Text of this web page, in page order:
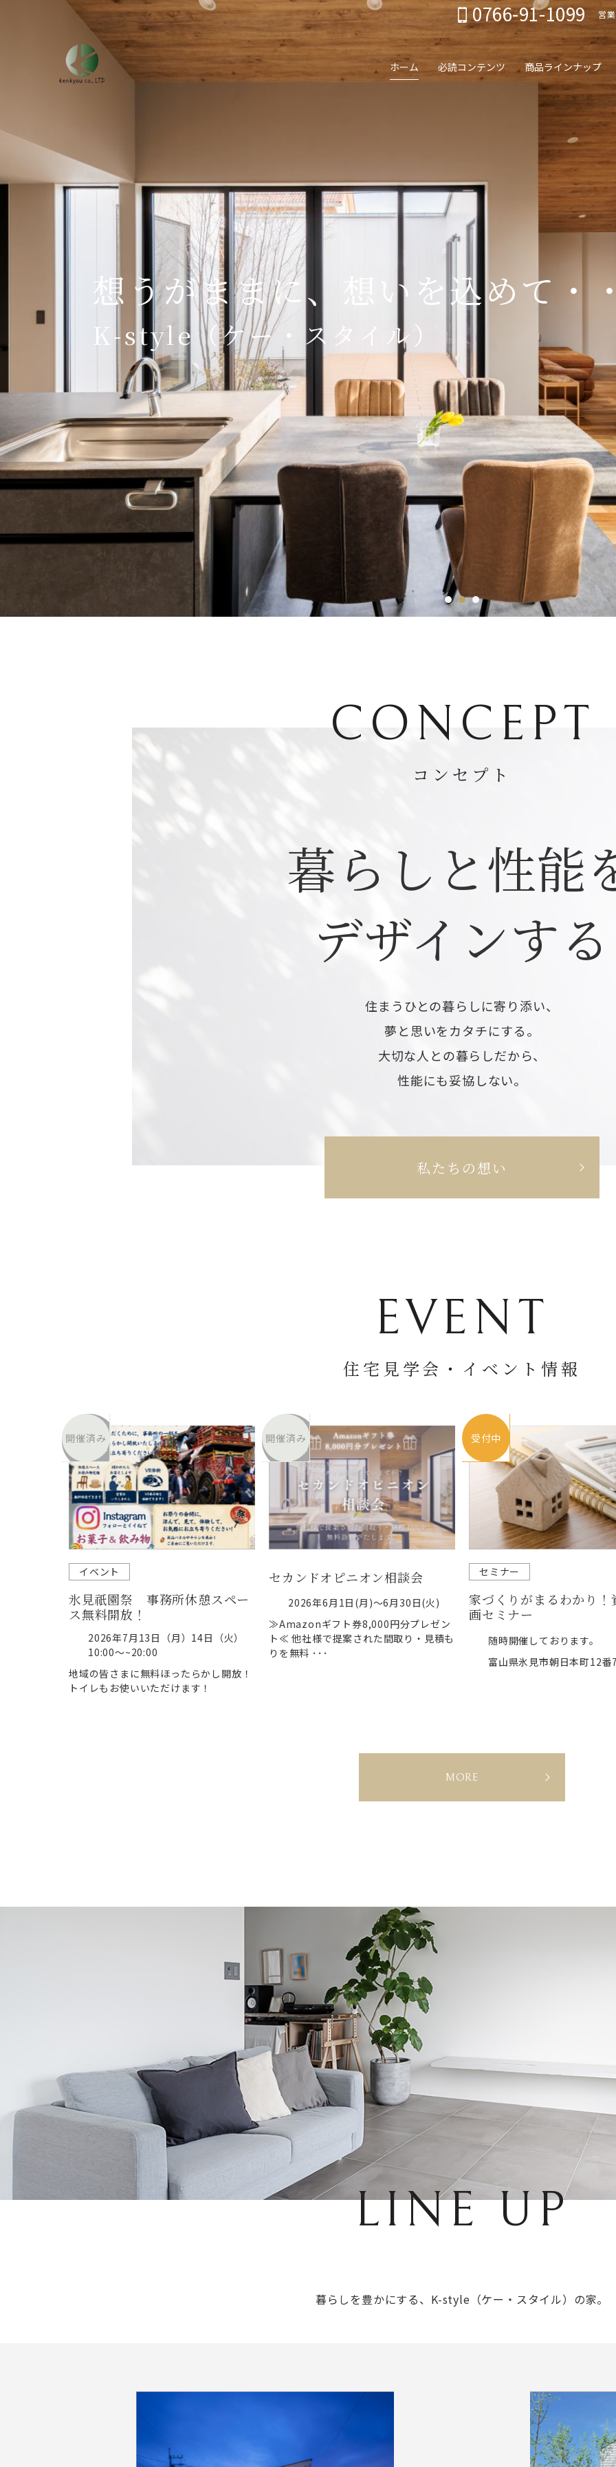
想うがままに、想いを込めて・
K-style（ケー・スタイル）
1 2 3
CONCEPT
コンセプト
暮らしと性能
デザインする
住まうひとの暮らしに寄り添い、
夢と思いをカタチにする。
大切な人との暮らしだから、
性能にも妥協しない。
私たちの想い
EVENT
住宅見学会・ イベント情報
開催済み
イベント
氷見祇園祭 事務所休憩スペー
ス無料開放！
2026年7月13日（月）14日（火）
10:00～~20:00
地域の皆さまに無料ほったらかし開放！
トイレもお使いいただけます！
開催済み
セカンドオピニオン相談会
2026年6月1日(月)～6月30日(火)
≫Amazonギフト券8,000円分プレゼン
ト≪ 他社様で提案された間取り・見積も
りを無料 ･･･
受付中
セミナー
家づくりがまるわかり！
画セミナー
随時開催しております。
富山県氷見市朝日本町12番
N
T
MORE
LINE UP
暮らしを豊かにする、 K-style（ケー・スタイル）の家。
ホーム 必読コンテンツ 商品ラインナップ
0766-91-1099 営